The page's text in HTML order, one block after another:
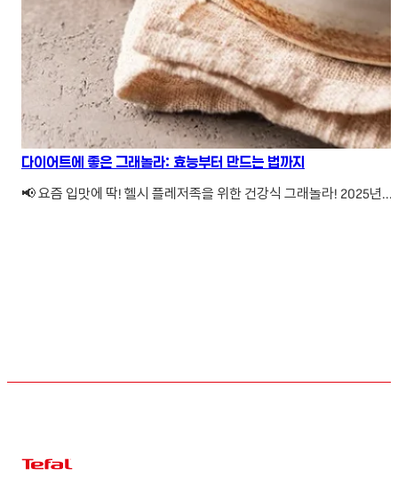
다이어트에 좋은 그래놀라: 효능부터 만드는 법까지
📢 요즘 입맛에 딱! 헬시 플레저족을 위한 건강식 그래놀라! 2025년...